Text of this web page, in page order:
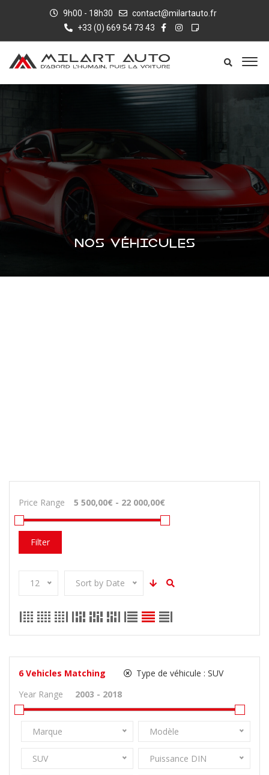
9h00 - 18h30
contact@milartauto.fr
+33 (0) 669 54 73 43
NOS VÉHICULES
Price Range
Filter
12 Sort by Date
6 Vehicles Matching Type de véhicule : SUV
Year Range
Marque Modèle
SUV Puissance DIN